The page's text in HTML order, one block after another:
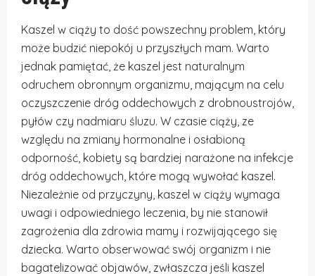
Kaszel w ciąży to dość powszechny problem, który
może budzić niepokój u przyszłych mam. Warto
jednak pamiętać, że kaszel jest naturalnym
odruchem obronnym organizmu, mającym na celu
oczyszczenie dróg oddechowych z drobnoustrojów,
pyłów czy nadmiaru śluzu. W czasie ciąży, ze
względu na zmiany hormonalne i osłabioną
odporność, kobiety są bardziej narażone na infekcje
dróg oddechowych, które mogą wywołać kaszel.
Niezależnie od przyczyny, kaszel w ciąży wymaga
uwagi i odpowiedniego leczenia, by nie stanowił
zagrożenia dla zdrowia mamy i rozwijającego się
dziecka. Warto obserwować swój organizm i nie
bagatelizować objawów, zwłaszcza jeśli kaszel